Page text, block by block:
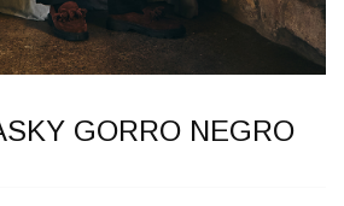
GORRO NEGRO